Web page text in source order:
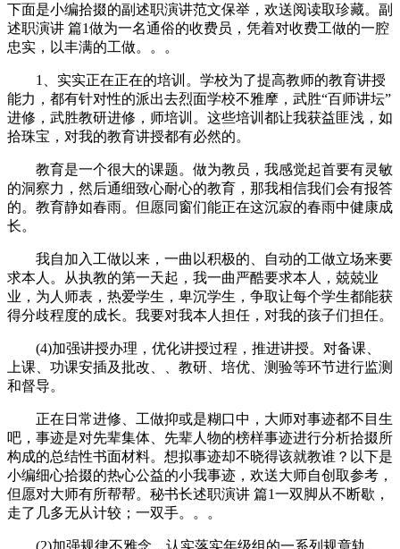
下面是小编拾掇的副述职演讲范文保举，欢送阅读取珍藏。副
述职演讲 篇1做为一名通俗的收费员，凭着对收费工做的一腔
忠实，以丰满的工做。。。
1、实实正在正在的培训。学校为了提高教师的教育讲授
能力，都有针对性的派出去烈面学校不雅摩，武胜“百师讲坛”
进修，武胜教研进修，师培训。这些培训都让我获益匪浅，如
拾珠宝，对我的教育讲授都有必然的。
教育是一个很大的课题。做为教员，我感觉起首要有灵敏
的洞察力，然后通细致心耐心的教育，那我相信我们会有报答
的。教育静如春雨。但愿同窗们能正在这沉寂的春雨中健康成
长。
我自加入工做以来，一曲以积极的、自动的工做立场来要
求本人。从执教的第一天起，我一曲严酷要求本人，兢兢业
业，为人师表，热爱学生，卑沉学生，争取让每个学生都能获
得分歧程度的成长。我要对我本人担任，对我的孩子们担任。
(4)加强讲授办理，优化讲授过程，推进讲授。对备课、
上课、功课安插及批改、、教研、培优、测验等环节进行监测
和督导。
正在日常进修、工做抑或是糊口中，大师对事迹都不目生
吧，事迹是对先辈集体、先辈人物的榜样事迹进行分析拾掇所
构成的总结性书面材料。想拟事迹却不晓得该就教谁？以下是
小编细心拾掇的热心公益的小我事迹，欢送大师自创取参考，
但愿对大师有所帮帮。秘书长述职演讲 篇1一双脚从不断歇，
走了几多无从计较；一双手。。。
(2)加强规律不雅念，认实落实年级组的一系列规章轨